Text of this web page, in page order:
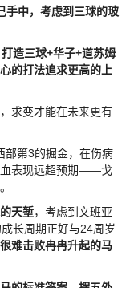
手中，考虑到三球的玻
造三球+华子+道苏姆
的打法追求更高的上
求变才能在未来更有
第3的掘金，在伤病
血表现远超预期——戈
天堑，考虑到文班亚
长周期正好与24周岁
难击败冉冉升起的马